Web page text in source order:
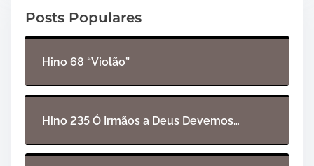
r
d
u
Posts Populares
Hino 68 “Violão”
Hino 235 Ó Irmãos a Deus Devemos…